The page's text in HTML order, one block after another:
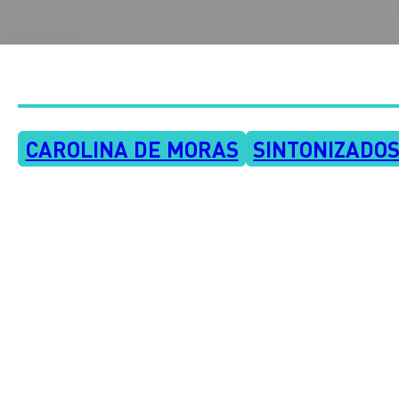
CAROLINA DE MORAS